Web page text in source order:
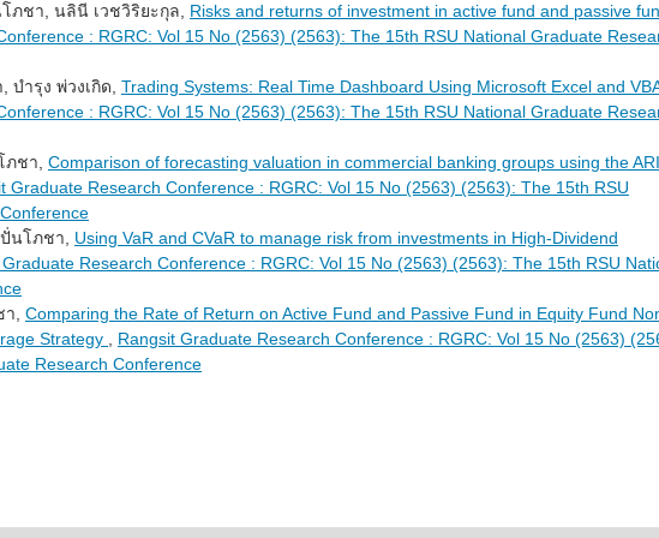
ภชา, นลินี เวชวิริยะกุล, Risks and returns of investment in active fund and passive
: RGRC: Vol 15 No (2563) (2563): The 15th RSU National Graduate
ำรุง พ่วงเกิด, Trading Systems: Real Time Dashboard Using Microsoft Excel and
: RGRC: Vol 15 No (2563) (2563): The 15th RSU National Graduate
ภชา, Comparison of forecasting valuation in commercial banking groups using the
Graduate Research Conference : RGRC: Vol 15 No (2563) (2563): The 15th RSU
นโภชา, Using VaR and CVaR to manage risk from investments in High-Dividend
Research Conference : RGRC: Vol 15 No (2563) (2563): The 15th RSU
, Comparing the Rate of Return on Active Fund and Passive Fund in Equity Fund
Strategy
Rangsit Graduate Research Conference : RGRC: Vol 15 No (2563)
Research Conference